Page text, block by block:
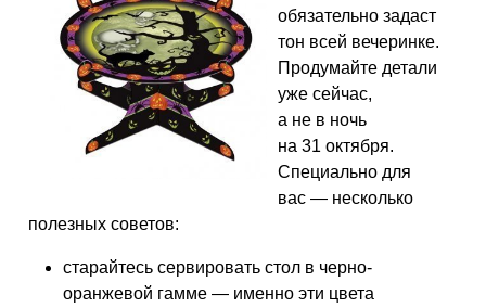
обязательно задаст
тон всей вечеринке.
Продумайте детали
уже сейчас,
а не в ночь
на 31 октября.
Специально для
вас — несколько
полезных советов:
старайтесь сервировать стол в черно-
оранжевой гамме — именно эти цвета